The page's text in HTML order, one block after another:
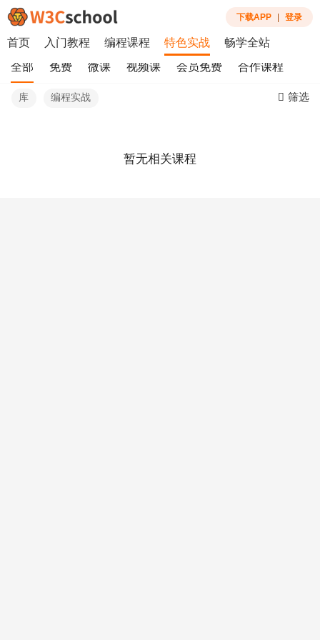
下载APP 登录
首页 入门教程 编程课程 特色实战 畅学全站
全部 免费 微课 视频课 会员免费 合作课程
库 编程实战 筛选
暂无相关课程